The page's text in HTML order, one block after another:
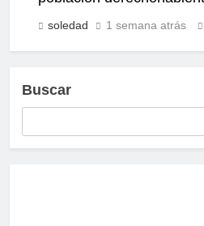
soledad 1 semana atrás
Buscar